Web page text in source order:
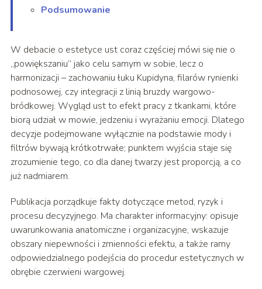
Podsumowanie
W debacie o estetyce ust coraz częściej mówi się nie o
„powiększaniu” jako celu samym w sobie, lecz o
harmonizacji – zachowaniu łuku Kupidyna, filarów rynienki
podnosowej, czy integracji z linią bruzdy wargowo-
bródkowej. Wygląd ust to efekt pracy z tkankami, które
biorą udział w mowie, jedzeniu i wyrażaniu emocji. Dlatego
decyzje podejmowane wyłącznie na podstawie mody i
filtrów bywają krótkotrwałe; punktem wyjścia staje się
zrozumienie tego, co dla danej twarzy jest proporcją, a co
już nadmiarem.
Publikacja porządkuje fakty dotyczące metod, ryzyk i
procesu decyzyjnego. Ma charakter informacyjny: opisuje
uwarunkowania anatomiczne i organizacyjne, wskazuje
obszary niepewności i zmienności efektu, a także ramy
odpowiedzialnego podejścia do procedur estetycznych w
obrębie czerwieni wargowej.